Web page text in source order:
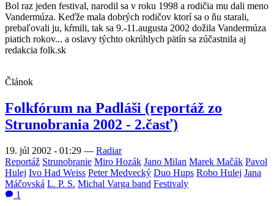
Bol raz jeden festival, narodil sa v roku 1998 a rodičia mu dali meno
Vandermúza. Keďže mala dobrých rodičov ktorí sa o ňu starali,
prebaľovali ju, kŕmili, tak sa 9.-11.augusta 2002 dožila Vandermúza
piatich rokov... a oslavy týchto okrúhlych pätín sa zúčastnila aj
redakcia folk.sk
Článok
Folkfórum na Padláši (reportáž zo
Strunobrania 2002 - 2.časť)
19. júl 2002 - 01:29 — Radiar
Reportáž Strunobranie Miro Hozák Jano Milan Marek Mačák Pavol
Hulej Ivo Had Weiss Peter Medvecký Duo Hups Robo Hulej Jana
Máčovská L. P. S. Michal Varga band Festivaly
1